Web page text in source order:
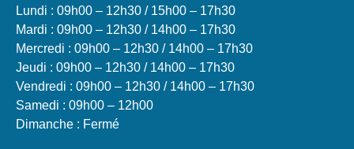
Lundi : 09h00 – 12h30 / 15h00 – 17h30
Mardi : 09h00 – 12h30 / 14h00 – 17h30
Mercredi : 09h00 – 12h30 / 14h00 – 17h30
Jeudi : 09h00 – 12h30 / 14h00 – 17h30
Vendredi : 09h00 – 12h30 / 14h00 – 17h30
Samedi : 09h00 – 12h00
Dimanche : Fermé